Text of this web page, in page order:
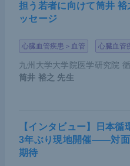
担う若者に向けて筒井
ッセージ
心臓血管疾患＞血管 心臓血管
九州大学大学院医学研究院
筒井 裕之 先生
【インタビュー】日本
3年ぶり現地開催――対面
期待